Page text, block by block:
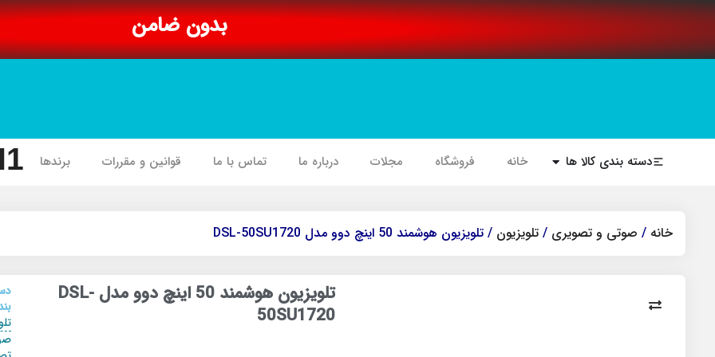
بدون ضامن
دسته بندی کالا ها خانه فروشگاه مجلات درباره ما تماس با ما قوانین و مقررات برندها
خانه / صوتی و تصویری / تلویزیون / تلویزیون هوشمند 50 اینچ دوو مدل DSL-50SU1720
تلویزیون هوشمند 50 اینچ دوو مدل DSL-
50SU1720